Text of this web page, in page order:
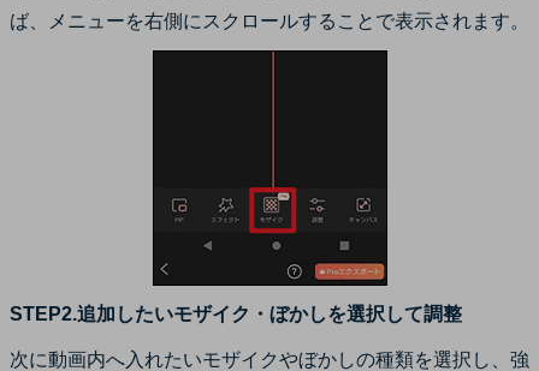
ば、メニューを右側にスクロールすることで表示されます。
STEP2.追加したいモザイク・ぼかしを選択して調整
次に動画内へ入れたいモザイクやぼかしの種類を選択し、強